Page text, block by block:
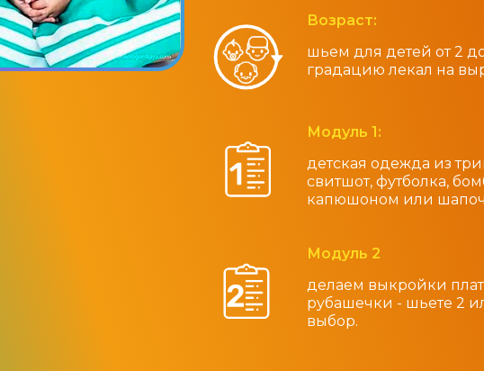
Возраст:
шьем для детей от 2
градацию лекал на
Модуль 1:
детская одежда из
свитшот, футболка,
капюшоном или
Модуль 2
делаем выкройки
рубашечки - шьете 2
выбор.